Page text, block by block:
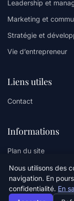
Leadership et
Marketing et
Stratégie et
Vie d’entrepreneur
Liens utiles
Contact
Informations
Plan du site
© 2026
Nous utilisons des
navigation. En
confidentialité. En